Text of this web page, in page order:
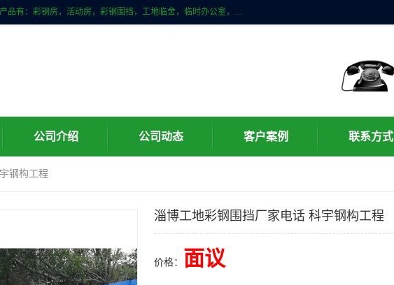
山东滨州科宇钢构工程有限公司是一家专业生产安装钢结构，彩钢房，活动房。主要产品有：彩钢房，活动房，彩钢围挡，工地临舍，临时办公室，民用建筑等生成安装；我们一贯坚持；诚信经营，薄利多销的经营理念。愿与广大的新老客户共创美好未来
公司介绍 公司动态 客户案例 联系方式
钢构工程
淄博工地彩钢围挡厂家电话 科宇钢构工程
价格： 面议